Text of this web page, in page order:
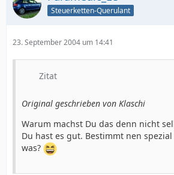
Steuerketten-Querulant
23. September 2004 um 14:41
Zitat
Original geschrieben von Klaschi
Warum machst Du das denn nicht
Du hast es gut. Bestimmt nen
was?